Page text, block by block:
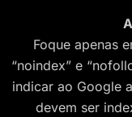
Foque apenas
“noindex” e
indicar ao Google
devem ser